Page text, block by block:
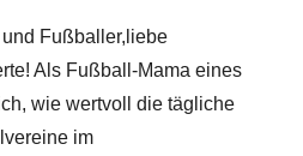
Fußballer,liebe
Als Fußball-Mama eines
wie wertvoll die tägliche
im